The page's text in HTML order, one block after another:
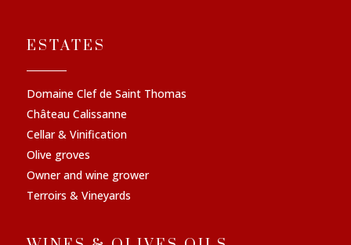
ESTATES
Domaine Clef de Saint Thomas
Château Calissanne
Cellar & Vinification
Olive groves
Owner and wine grower
Terroirs & Vineyards